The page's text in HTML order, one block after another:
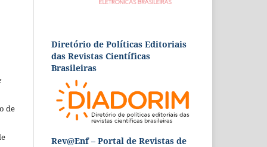
de
Diretório de Políticas Editoriais
das Revistas Científicas
Brasileiras
Rev@Enf – Portal de Revistas de